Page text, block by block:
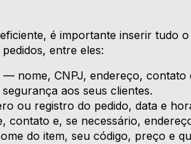
é importante inserir tudo
entre eles:
— nome, CNPJ, endereço, contato
aos seus clientes.
ou registro do pedido, data e
contato e, se necessário,
do item, seu código, preço e